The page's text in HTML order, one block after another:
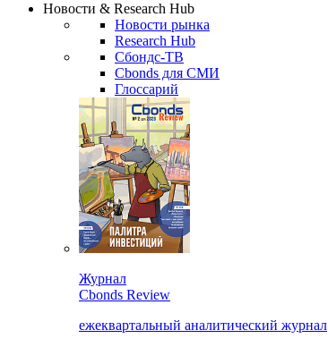
Новости & Research Hub
Новости рынка
Research Hub
Сбондс-ТВ
Cbonds для СМИ
Глоссарий
Журнал
Cbonds Review
ежеквартальный аналитический журнал